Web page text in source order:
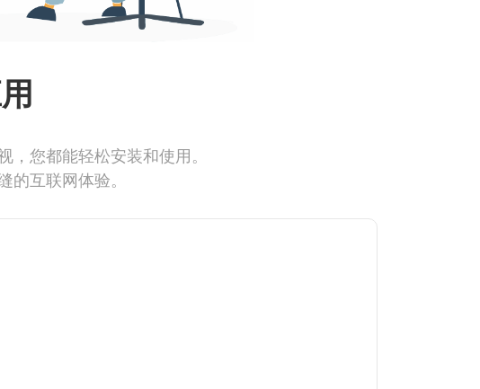
您都能轻松安装和使用。
互联网体验。